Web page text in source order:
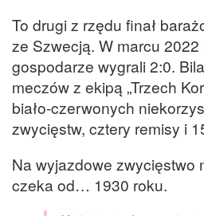
To drugi z rzędu finał
ze Szwecją. W marcu
gospodarze wygrali 2:0.
meczów z ekipą „Trzech
biało-czerwonych
zwycięstw, cztery remisy i
Na wyjazdowe zwycięstwo
czeka od… 1930 roku.